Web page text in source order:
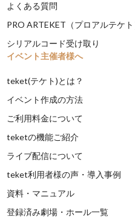
よくある質問
PRO ARTEKET（プロアルテケト
シリアルコード受け取り
イベント主催者様へ
teket(テケト)とは？
イベント作成の方法
ご利用料金について
teketの機能ご紹介
ライブ配信について
teket利用者様の声・導入事例
資料・マニュアル
登録済み劇場・ホール一覧